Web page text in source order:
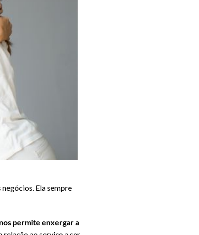
Ela sempre
permite enxergar a